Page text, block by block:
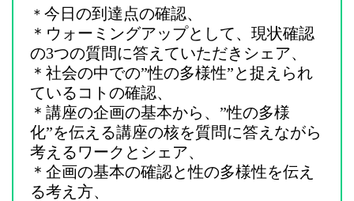
＊ 今日の到達点の確認、
＊ウォーミングアップとして、現状確認
の3つの質問に答えていただきシェア、
＊社会の中での”性の多様性”と捉えられ
ているコトの確認、
＊講座の企画の基本から、”性の多様
化”を伝える講座の核を質問に答えながら
考えるワークとシェア、
＊企画の基本の確認と性の多様性を伝え
る考え方、